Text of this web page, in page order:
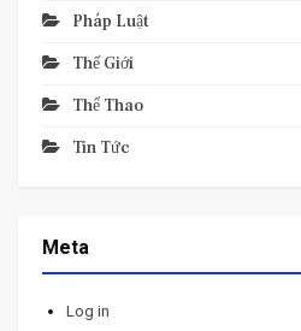
Pháp Luật
Thế Giới
Thể Thao
Tin Tức
Meta
Log in